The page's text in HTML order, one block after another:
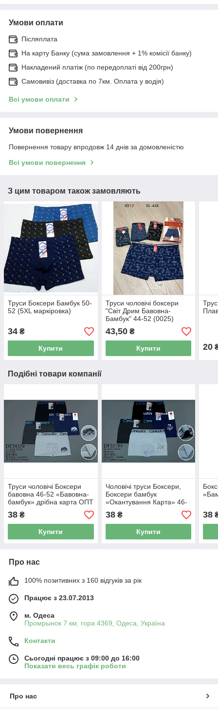
Умови оплати
Післяплата
На карту Банку (сума замовлення + 1% комісії банку)
Накладений платіж (по передоплаті від 200грн)
Самовивіз (доставка по 7км. Оплата у водія)
Всі умови оплати
Умови повернення
Повернення товару впродовж 14 днів за домовленістю
Всі умови повернення
З цим товаром також замовляють
Труси Боксери Бамбук 50-
52 (5XL маркіровка)
34 ₴
Купити
Труси чоловічі боксери
"Світ Дрим Бавовна-
Бамбук" 44-52 (0025)
43,50₴
Купити 20
Подібні товари компанії
Труси чоловічі Боксери
бавовна 46-52 «Бавовна-
бамбук» дрібна карта ОПТ
38 ₴
Купити
Чоловічі труси Боксери,
Боксери бамбук
«Окантування Карта» 46-
38₴
Купити
38
Про нас
100% позитивних з 160 відгуків за рік
Працює з 23.07.2013
м. Одеса
Промрынок 7 км, гора 4369, Одеса, Україна
Контакти
Сьогодні працює з 09:00 до 16:00
Показати весь графік роботи
Про нас